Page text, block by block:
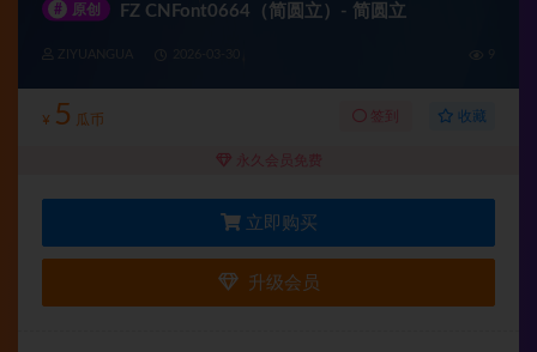
# 原创 FZ CNFont0664（简圆立）- 简圆立
ZIYUANGUA
¥ 5 瓜币 签到 收藏
永久会员免费
立即购买
升级会员